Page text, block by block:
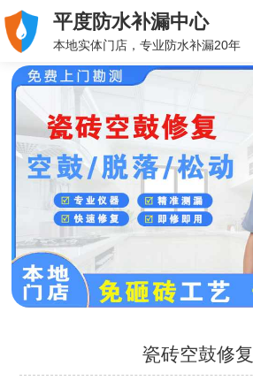
平度防水补漏中心
本地实体门店，专业防水补漏20年
瓷砖空鼓修复